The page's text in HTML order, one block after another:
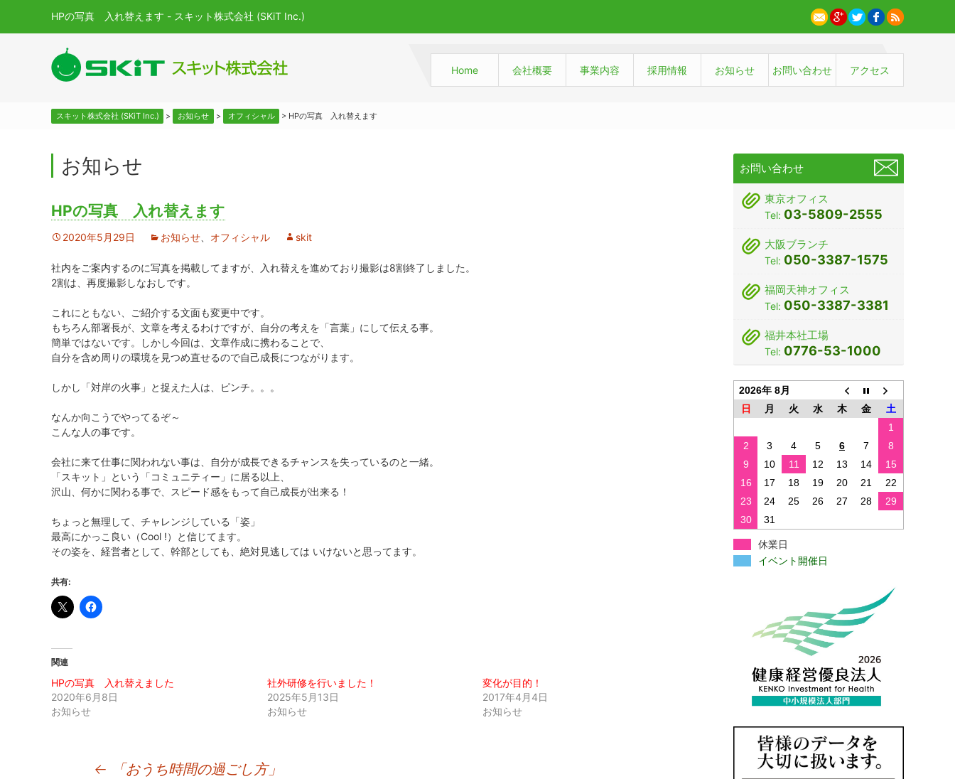
HPの写真 入れ替えます - スキット株式会社 (SKiT Inc.)
Home 会社概要 事業内容 採用情報 お知らせ お問い合わせ アクセス
スキット株式会社 (SKiT Inc.) > お知らせ > オフィシャル > HPの写真 入れ替えます
お知らせ
HPの写真 入れ替えます
2020年5月29日 お知らせ オフィシャル skit
社内をご案内するのに写真を掲載してますが、入れ替えを進めており撮影は8割終了しました。
2割は、再度撮影しなおしです。
これにともない、ご紹介する文面も変更中です。
もちろん部署長が、文章を考えるわけですが、自分の考えを「言葉」にして伝える事。
簡単ではないです。しかし今回は、文章作成に携わることで、
自分を含め周りの環境を見つめ直せるので自己成長につながります。
しかし「対岸の火事」と捉えた人は、ピンチ。。。
なんか向こうでやってるぞ～
こんな人の事です。
会社に来て仕事に関われない事は、自分が成長できるチャンスを失っているのと一緒。
「スキット」という「コミュニティー」に居る以上、
沢山、何かに関わる事で、スピード感をもって自己成長が出来る！
ちょっと無理して、チャレンジしている「姿」
最高にかっこ良い（Cool !）と信じてます。
その姿を、経営者として、幹部としても、絶対見逃しては いけないと思ってます。
共有:
関連
HPの写真 入れ替えました
2020年6月8日
お知らせ
社外研修を行いました！
2025年5月13日
お知らせ
変化が目的！
2017年4月4日
お知らせ
← 「おうち時間の過ごし方」
お問い合わせ
東京オフィス
Tel: 03-5809-2555
大阪ブランチ
Tel: 050-3387-1575
福岡天神オフィス
Tel: 050-3387-3381
福井本社工場
Tel: 0776-53-1000
2026年 8月
日
月 火 水 木 金
土
1
2
3 4 5 6 7
8
9
10 11 12 13 14
15
16
17 18 19 20 21
22
23
24 25 26 27 28
29
30
31
休業日
イベント開催日